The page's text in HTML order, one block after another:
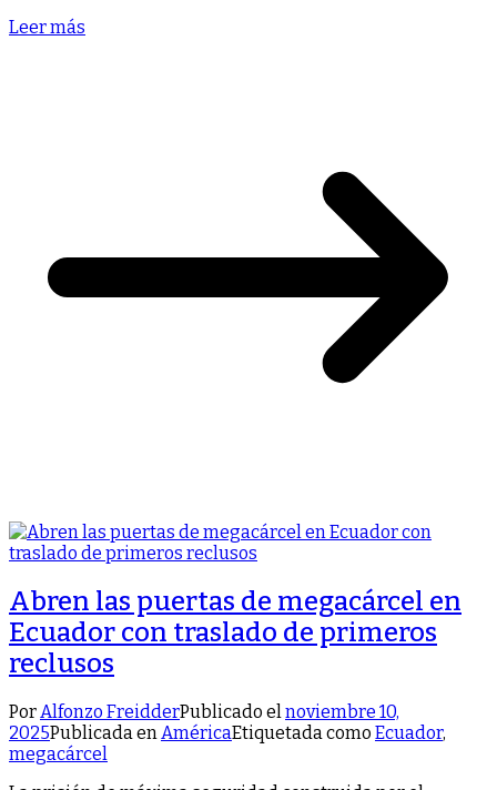
Leer más
Abren las puertas de megacárcel en
Ecuador con traslado de primeros
reclusos
Por Alfonzo FreidderPublicado el noviembre 10,
2025Publicada en AméricaEtiquetada como Ecuador,
megacárcel